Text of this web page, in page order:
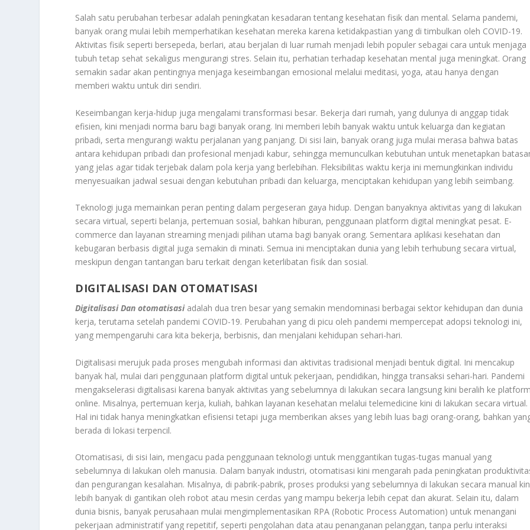
Salah satu perubahan terbesar adalah peningkatan kesadaran tentang kesehatan fisik dan mental. Selama pandemi,
banyak orang mulai lebih memperhatikan kesehatan mereka karena ketidakpastian yang di timbulkan oleh COVID-19.
Aktivitas fisik seperti bersepeda, berlari, atau berjalan di luar rumah menjadi lebih populer sebagai cara untuk menjaga
tubuh tetap sehat sekaligus mengurangi stres. Selain itu, perhatian terhadap kesehatan mental juga meningkat. Orang
semakin sadar akan pentingnya menjaga keseimbangan emosional melalui meditasi, yoga, atau hanya dengan
memberi waktu untuk diri sendiri.
Keseimbangan kerja-hidup juga mengalami transformasi besar. Bekerja dari rumah, yang dulunya di anggap tidak
efisien, kini menjadi norma baru bagi banyak orang. Ini memberi lebih banyak waktu untuk keluarga dan kegiatan
pribadi, serta mengurangi waktu perjalanan yang panjang. Di sisi lain, banyak orang juga mulai merasa bahwa batas
antara kehidupan pribadi dan profesional menjadi kabur, sehingga memunculkan kebutuhan untuk menetapkan
yang jelas agar tidak terjebak dalam pola kerja yang berlebihan. Fleksibilitas waktu kerja ini memungkinkan individu
menyesuaikan jadwal sesuai dengan kebutuhan pribadi dan keluarga, menciptakan kehidupan yang lebih seimbang.
Teknologi juga memainkan peran penting dalam pergeseran gaya hidup. Dengan banyaknya aktivitas yang di lakukan
secara virtual, seperti belanja, pertemuan sosial, bahkan hiburan, penggunaan platform digital meningkat pesat. E-
commerce dan layanan streaming menjadi pilihan utama bagi banyak orang. Sementara aplikasi kesehatan dan
kebugaran berbasis digital juga semakin di minati. Semua ini menciptakan dunia yang lebih terhubung secara virtual,
meskipun dengan tantangan baru terkait dengan keterlibatan fisik dan sosial.
DIGITALISASI DAN OTOMATISASI
Digitalisasi Dan otomatisasiadalah dua tren besar yang semakin mendominasi berbagai sektor kehidupan dan dunia
kerja, terutama setelah pandemi COVID-19. Perubahan yang di picu oleh pandemi mempercepat adopsi teknologi ini,
yang mempengaruhi cara kita bekerja, berbisnis, dan menjalani kehidupan sehari-hari.
Digitalisasi merujuk pada proses mengubah informasi dan aktivitas tradisional menjadi bentuk digital. Ini mencakup
banyak hal, mulai dari penggunaan platform digital untuk pekerjaan, pendidikan, hingga transaksi sehari-hari. Pandemi
mengakselerasi digitalisasi karena banyak aktivitas yang sebelumnya di lakukan secara langsung kini beralih ke
online. Misalnya, pertemuan kerja, kuliah, bahkan layanan kesehatan melalui telemedicine kini di lakukan secara virtual.
Hal ini tidak hanya meningkatkan efisiensi tetapi juga memberikan akses yang lebih luas bagi orang-orang, bahkan
berada di lokasi terpencil.
Otomatisasi, di sisi lain, mengacu pada penggunaan teknologi untuk menggantikan tugas-tugas manual yang
sebelumnya di lakukan oleh manusia. Dalam banyak industri, otomatisasi kini mengarah pada peningkatan
dan pengurangan kesalahan. Misalnya, di pabrik-pabrik, proses produksi yang sebelumnya di lakukan secara manual
lebih banyak di gantikan oleh robot atau mesin cerdas yang mampu bekerja lebih cepat dan akurat. Selain itu, dalam
dunia bisnis, banyak perusahaan mulai mengimplementasikan RPA (Robotic Process Automation) untuk menangani
pekerjaan administratif yang repetitif, seperti pengolahan data atau penanganan pelanggan, tanpa perlu interaksi